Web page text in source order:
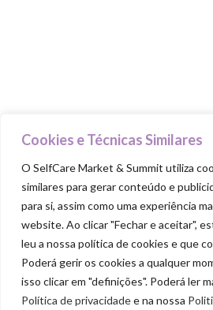
Cookies e Técnicas Similares
O SelfCare Market & Summit utiliza
similares para gerar conteúdo e
para si, assim como uma experiência
website. Ao clicar "Fechar e aceitar",
leu a nossa política de cookies e que
Poderá gerir os cookies a qualquer
isso clicar em "definições". Poderá ler
Política de privacidadee na nossa
Nutre-te
Revigora-te
Respeita-te